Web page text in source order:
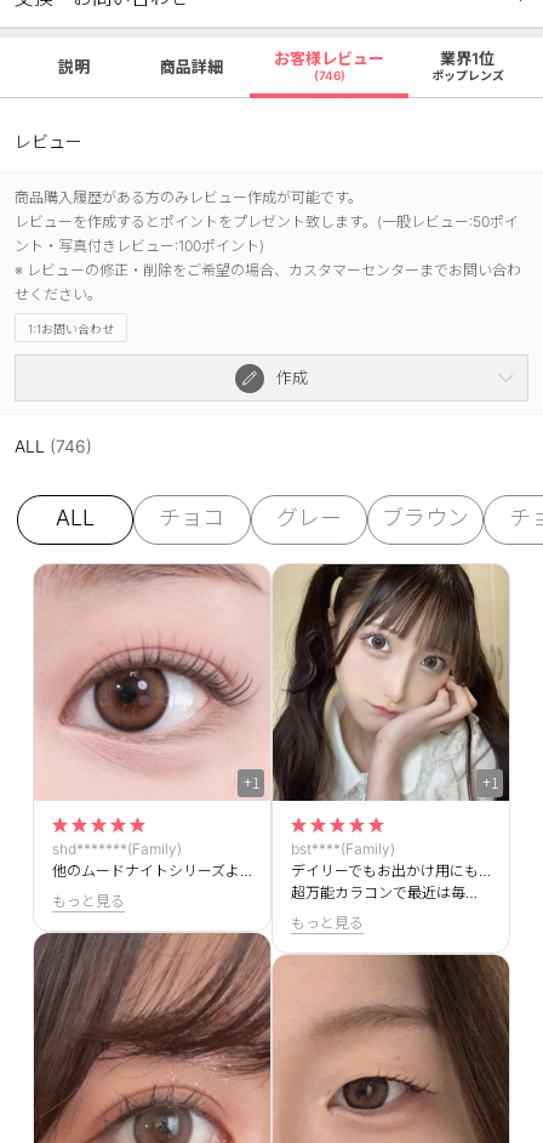
説明 商品詳細 お客様レビュー
(746)
業界1位
ポップレンズ
レビュー
商品購入履歴がある方のみレビュー作成が可能です。
レビューを作成するとポイントをプレゼント致します。(一般レビュー:50ポイ
ント・写真付きレビュー:100ポイント)
※ レビューの修正・削除をご希望の場合、カスタマーセンターまでお問い合わ
せください。
1:1お問い合わせ
作成
ALL (746)
ALL チョコ グレー ブラウン チ
+1
shd*******(Family)
もっと見る
+1
bst****(Family)
超万能カラコンで最近は毎日つけてます！
もっと見る